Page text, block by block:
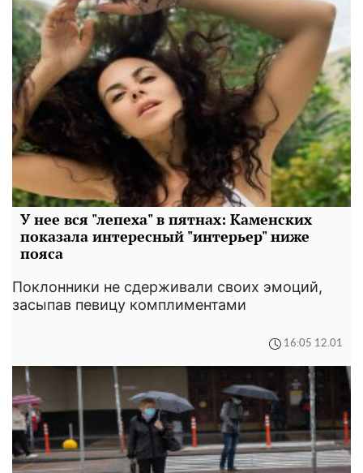
У нее вся "лепеха" в пятнах: Каменских
показала интересный "интерьер" ниже
пояса
Поклонники не сдерживали своих эмоций,
засыпав певицу комплиментами
16:05 12.01